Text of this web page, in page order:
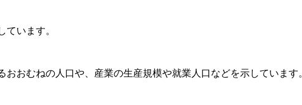
います。
おむねの人口や、産業の生産規模や就業人口などを示しています。